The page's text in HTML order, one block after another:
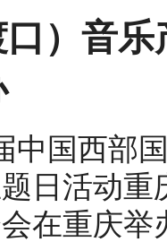
）音
中国西部
日活动
在重庆